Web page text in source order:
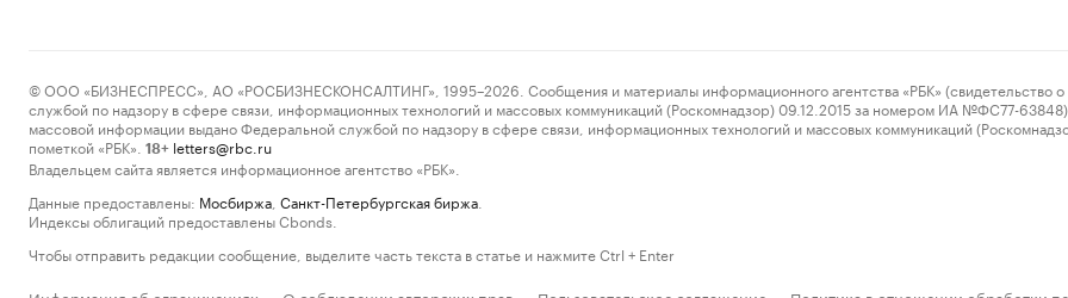
© ООО «БИЗНЕСПРЕСС», АО «РОСБИЗНЕСКОНСАЛТИНГ», 1995–2026. Сообщения и материалы информационного агентства «РБК» (свидетельство о
службой по надзору в сфере связи, информационных технологий и массовых коммуникаций (Роскомнадзор) 09.12.2015 за номером ИА №ФС77-63848)
массовой информации выдано Федеральной службой по надзору в сфере связи, информационных технологий и массовых коммуникаций
пометкой «РБК».
18+ letters@rbc.ru
Владельцем сайта является информационное агентство «РБК».
Данные предоставлены: Мосбиржа Санкт-Петербургская биржа
Индексы облигаций предоставлены Cbonds.
Чтобы отправить редакции сообщение, выделите часть текста в статье и нажмите Ctrl + Enter